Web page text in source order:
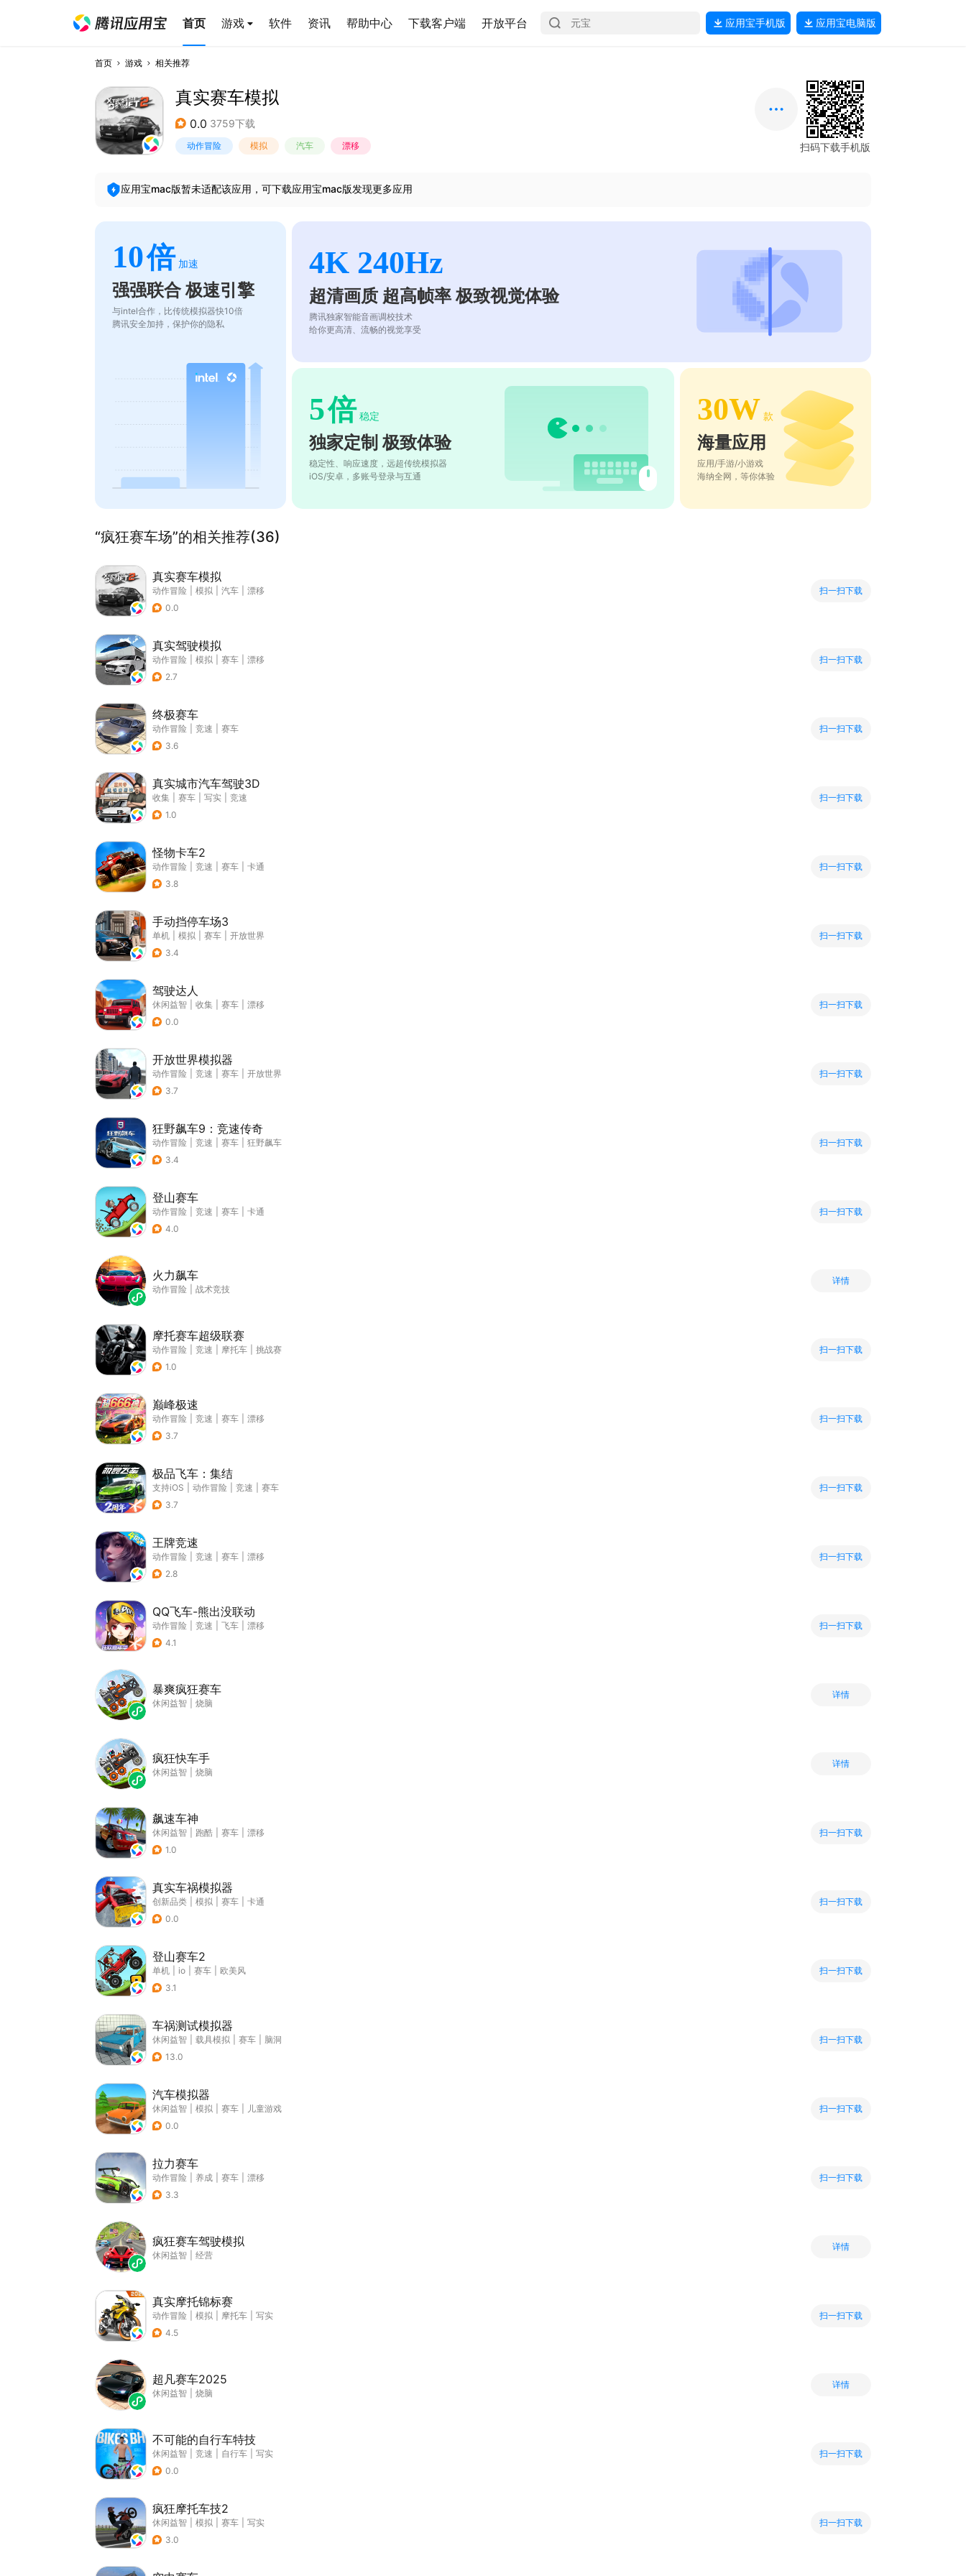
首页 游戏 软件 资讯 帮助中心 下载客户端 开放平台 应用宝手机版 应用宝电脑版
首页 游戏 相关推荐
真实赛车模拟
0.0 3759下载
动作冒险 模拟 汽车 漂移 扫码下载手机版
应用宝mac版暂未适配该应用，可下载应用宝mac版发现更多应用
10倍 加速
强强联合 极速引擎
与intel合作，比传统模拟器快10倍
腾讯安全加持，保护你的隐私
4K 240Hz
超清画质 超高帧率 极致视觉体验
腾讯独家智能音画调校技术
给你更高清、流畅的视觉享受
5倍 稳定
独家定制 极致体验
稳定性、响应速度，远超传统模拟器
iOS/安卓，多账号登录与互通
30W 款
海量应用
应用/手游/小游戏
海纳全网，等你体验
“疯狂赛车场”的相关推荐(36)
真实赛车模拟
动作冒险 模拟 汽车
漂移
0.0
扫一扫下载
真实驾驶模拟
动作冒险 模拟 赛车
漂移
2.7
扫一扫下载
终极赛车
动作冒险 竞速
赛车
3.6
扫一扫下载
真实城市汽车驾驶3D
收集 赛车 写实
竞速
1.0
扫一扫下载
怪物卡车2
动作冒险 竞速 赛车
卡通
3.8
扫一扫下载
手动挡停车场3
单机 模拟 赛车
开放世界
3.4
扫一扫下载
驾驶达人
休闲益智 收集 赛车
漂移
0.0
扫一扫下载
开放世界模拟器
动作冒险 竞速 赛车
开放世界
3.7
扫一扫下载
狂野飙车9：竞速传奇
动作冒险 竞速 赛车
狂野飙车
3.4
扫一扫下载
登山赛车
动作冒险 竞速 赛车
卡通
4.0
扫一扫下载
火力飙车
动作冒险 战术竞技
详情
摩托赛车超级联赛
动作冒险 竞速 摩托车
挑战赛
1.0
扫一扫下载
巅峰极速
动作冒险 竞速 赛车
漂移
3.7
扫一扫下载
极品飞车：集结
支持iOS 动作冒险 竞速
赛车
3.7
扫一扫下载
王牌竞速
动作冒险 竞速 赛车
漂移
2.8
扫一扫下载
QQ飞车-熊出没联动
动作冒险 竞速 飞车
漂移
4.1
扫一扫下载
暴爽疯狂赛车
休闲益智 烧脑
详情
疯狂快车手
休闲益智 烧脑
详情
飙速车神
休闲益智 跑酷 赛车
漂移
1.0
扫一扫下载
真实车祸模拟器
创新品类 模拟 赛车
卡通
0.0
扫一扫下载
登山赛车2
单机 io 赛车
欧美风
3.1
扫一扫下载
车祸测试模拟器
休闲益智 载具模拟 赛车
脑洞
13.0
扫一扫下载
汽车模拟器
休闲益智 模拟 赛车
儿童游戏
0.0
扫一扫下载
拉力赛车
动作冒险 养成 赛车
漂移
3.3
扫一扫下载
疯狂赛车驾驶模拟
休闲益智 经营
详情
真实摩托锦标赛
动作冒险 模拟 摩托车
写实
4.5
扫一扫下载
超凡赛车2025
休闲益智 烧脑
详情
不可能的自行车特技
休闲益智 竞速 自行车
写实
0.0
扫一扫下载
疯狂摩托车技2
休闲益智 模拟 赛车
写实
3.0
扫一扫下载